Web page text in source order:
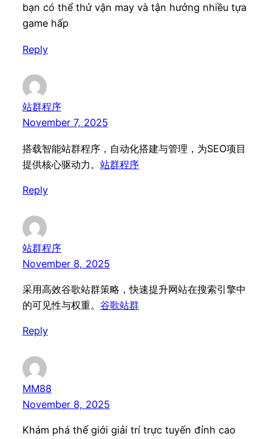
bạn có thể thử vận may và tận hưởng nhiều tựa
game hấp
Reply
站群程序
November 7, 2025
搭载智能站群程序，自动化搭建与管理，为SEO项目
提供核心驱动力。 站群程序
Reply
站群程序
November 8, 2025
采用高效谷歌站群策略，快速提升网站在搜索引擎中
的可见性与权重。 谷歌站群
Reply
MM88
November 8, 2025
Khám phá thế giới giải trí trực tuyến đỉnh cao